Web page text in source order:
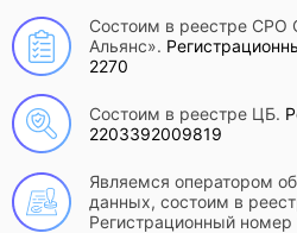
Состоим в реестре
Альянс».
2270
Состоим в реестре ЦБ.
2203392009819
Являемся оператором
данных, состоим в
Регистрационный номер